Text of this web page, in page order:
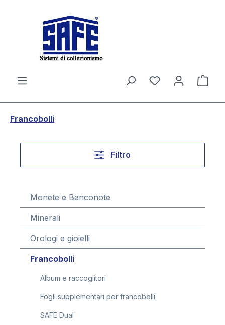
Il
Francobolli
Filtro
Monete e Banconote
Minerali
Orologi e gioielli
Francobolli
Album e raccoglitori
Fogli supplementari per francobolli
SAFE Dual